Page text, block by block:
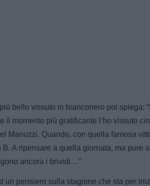
bello vissuto in bianconero poi spiega:
il momento più gratificante l’ho vissuto
Manuzzi. Quando, con quella famosa
B. A ripensare a quella giornata, ma pure
ancora i brividi…”
un pensiero sulla stagione che sta per